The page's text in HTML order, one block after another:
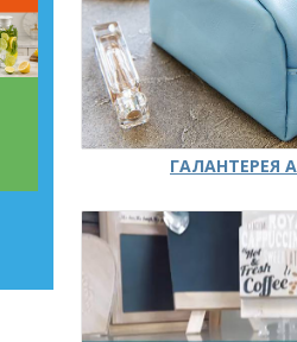
ГАЛАНТЕРЕЯ